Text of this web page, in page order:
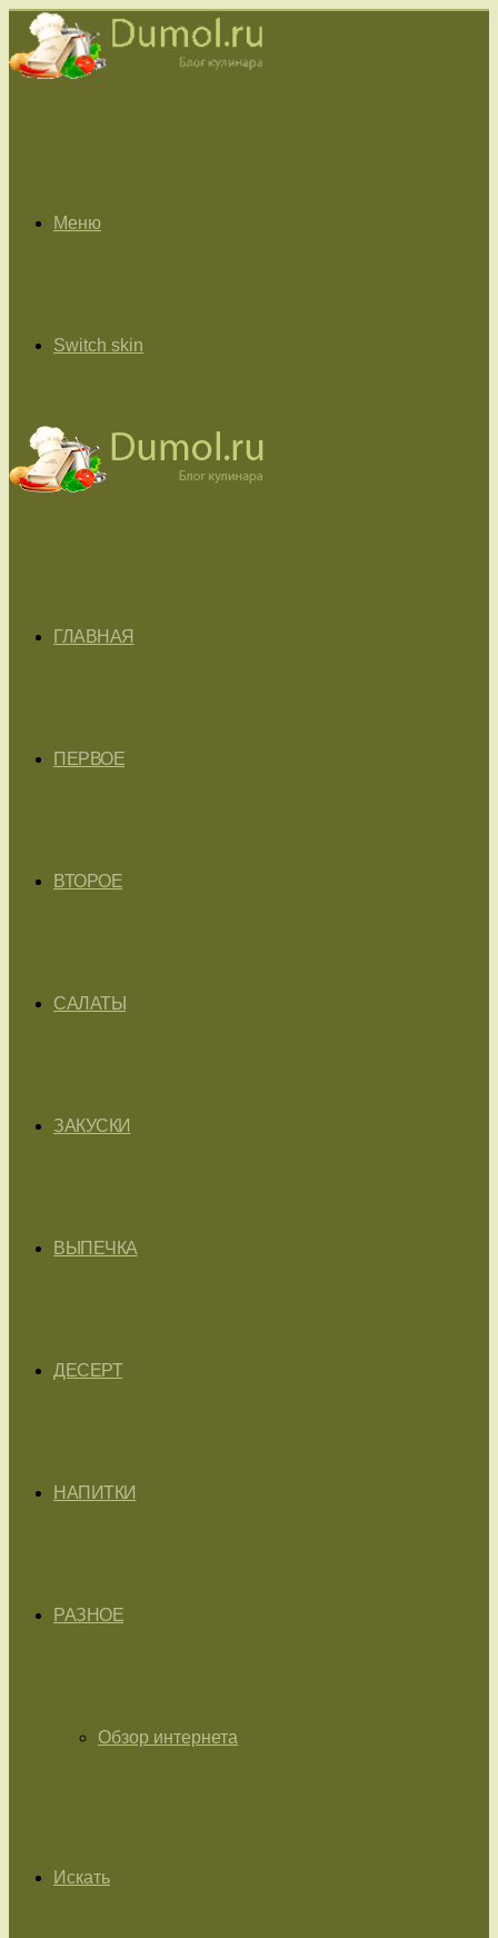
Меню
Switch skin
ГЛАВНАЯ
ПЕРВОЕ
ВТОРОЕ
САЛАТЫ
ЗАКУСКИ
ВЫПЕЧКА
ДЕСЕРТ
НАПИТКИ
РАЗНОЕ
Обзор интернета
Искать